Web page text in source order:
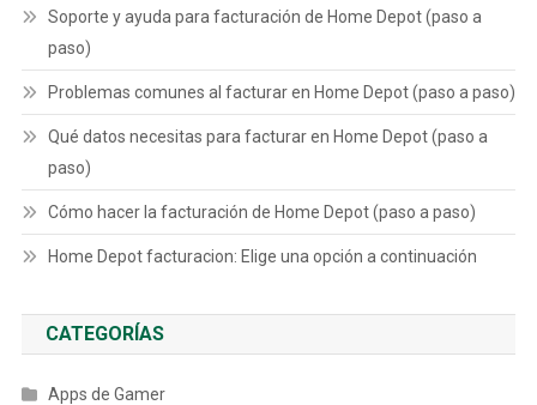
Soporte y ayuda para facturación de Home Depot (paso a
paso)
Problemas comunes al facturar en Home Depot (paso a paso)
Qué datos necesitas para facturar en Home Depot (paso a
paso)
Cómo hacer la facturación de Home Depot (paso a paso)
Home Depot facturacion: Elige una opción a continuación
CATEGORÍAS
Apps de Gamer